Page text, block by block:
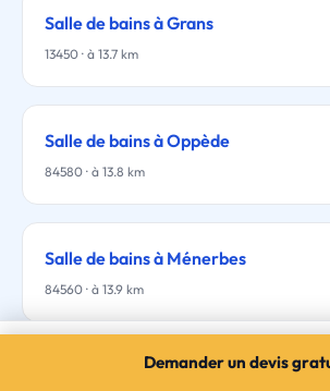
Salle de bains à Grans
13450 · à 13.7 km
Salle de bains à Oppède
84580 · à 13.8 km
Salle de bains à Ménerbes
84560 · à 13.9 km
Salle de bains à Marseille
3 devis gratuits · sans engagementDemander un devis